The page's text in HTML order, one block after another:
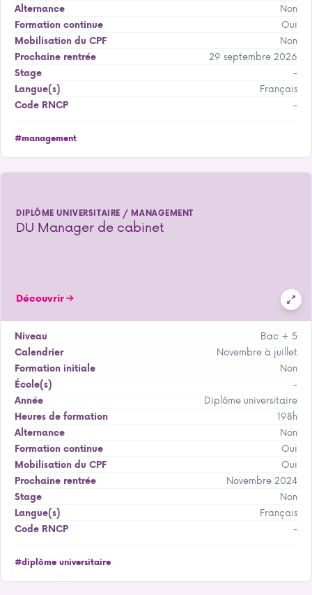
Alternance
Non
Formation continue
Oui
Mobilisation du CPF
Non
Prochaine rentrée
29 septembre 2026
Stage
-
Langue(s)
Français
Code RNCP
-
#management
DIPLÔME UNIVERSITAIRE / MANAGEMENT
DU Manager de cabinet
Découvrir
Niveau
Bac + 5
Calendrier
Novembre à juillet
Formation initiale
Non
École(s)
-
Année
Diplôme universitaire
Heures de formation
198h
Alternance
Non
Formation continue
Oui
Mobilisation du CPF
Oui
Prochaine rentrée
Novembre 2024
Stage
Non
Langue(s)
Français
Code RNCP
-
#diplôme universitaire